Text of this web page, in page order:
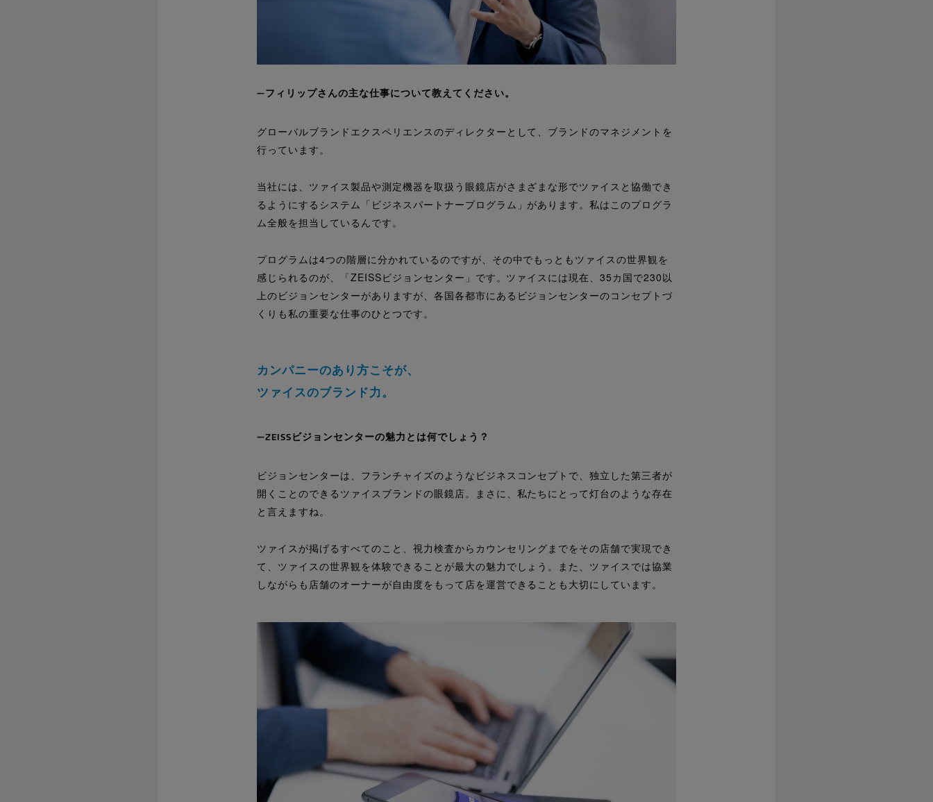
その他の全国の取扱店舗一覧
フィリップさんの主な仕事について教えてください。
グローバルブランドエクスペリエンスのディレクターとして、ブランドのマネジメントを
行っています。
当社には、ツァイス製品や測定機器を取扱う眼鏡店がさまざまな形でツァイスと協働でき
るようにするシステム「ビジネスパートナープログラム」があります。私はこのプログラ
ム全般を担当しているんです。
プログラムは4つの階層に分かれているのですが、その中でもっともツァイスの世界観を
感じられるのが、「ZEISSビジョンセンター」です。ツァイスには現在、35カ国で230以
上のビジョンセンターがありますが、各国各都市にあるビジョンセンターのコンセプトづ
くりも私の重要な仕事のひとつです。
カンパニーのあり方こそが、
ツァイスのブランド力。
ZEISSビジョンセンターの魅力とは何でしょう？
ビジョンセンターは、フランチャイズのようなビジネスコンセプトで、独立した第三者が
開くことのできるツァイスブランドの眼鏡店。まさに、私たちにとって灯台のような存在
と言えますね。
ツァイスが掲げるすべてのこと、視力検査からカウンセリングまでをその店舗で実現でき
て、ツァイスの世界観を体験できることが最大の魅力でしょう。また、ツァイスでは協業
しながらも店舗のオーナーが自由度をもって店を運営できることも大切にしています。